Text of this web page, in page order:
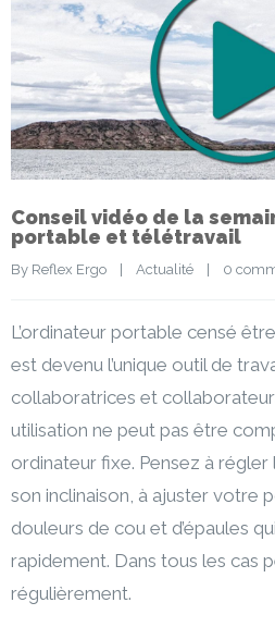
Conseil vidéo de la
portable et télétravail
By Reflex Ergo Actualité 0
L’ordinateur portable censé
est devenu l’unique outil de
collaboratrices et
utilisation ne peut pas être
ordinateur fixe. Pensez à régler
son inclinaison, à ajuster votre
douleurs de cou et d’épaules
rapidement. Dans tous les cas
régulièrement.